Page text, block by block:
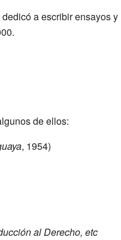
a escribir ensayos y
de ellos:
, 1954)
al Derecho, etc